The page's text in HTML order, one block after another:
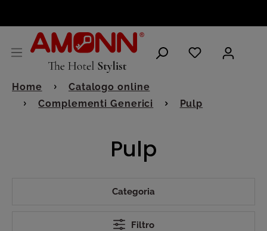
Home
Catalogo online
Complementi Generici
Pulp
Pulp
Categoria
Filtro